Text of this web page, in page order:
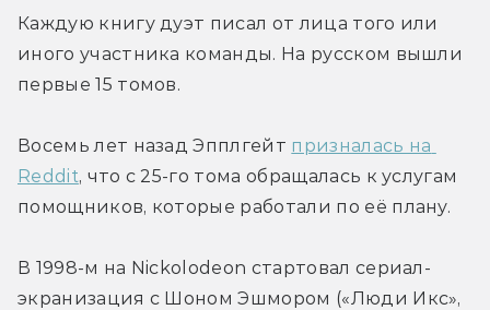
Каждую книгу дуэт писал от лица того или
иного участника команды. На русском вышли
первые 15 томов.
Восемь лет назад Эпплгейт призналась на
Reddit, что с 25-го тома обращалась к услугам
помощников, которые работали по её плану.
В 1998-м на Nickolodeon стартовал сериал-
экранизация с Шоном Эшмором («Люди Икс»,